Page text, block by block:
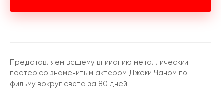
Представляем вашему вниманию металлический
постер со знаменитым актером Джеки Чаном по
фильму вокруг света за 80 дней